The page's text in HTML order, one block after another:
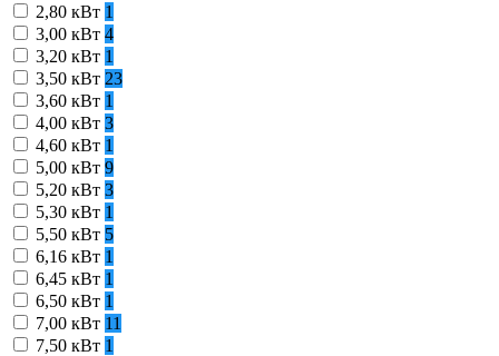
2,80 кВт 1
3,00 кВт 4
3,20 кВт 1
3,50 кВт 23
3,60 кВт 1
4,00 кВт 3
4,60 кВт 1
5,00 кВт 9
5,20 кВт 3
5,30 кВт 1
5,50 кВт 5
6,16 кВт 1
6,45 кВт 1
6,50 кВт 1
7,00 кВт 11
7,50 кВт 1